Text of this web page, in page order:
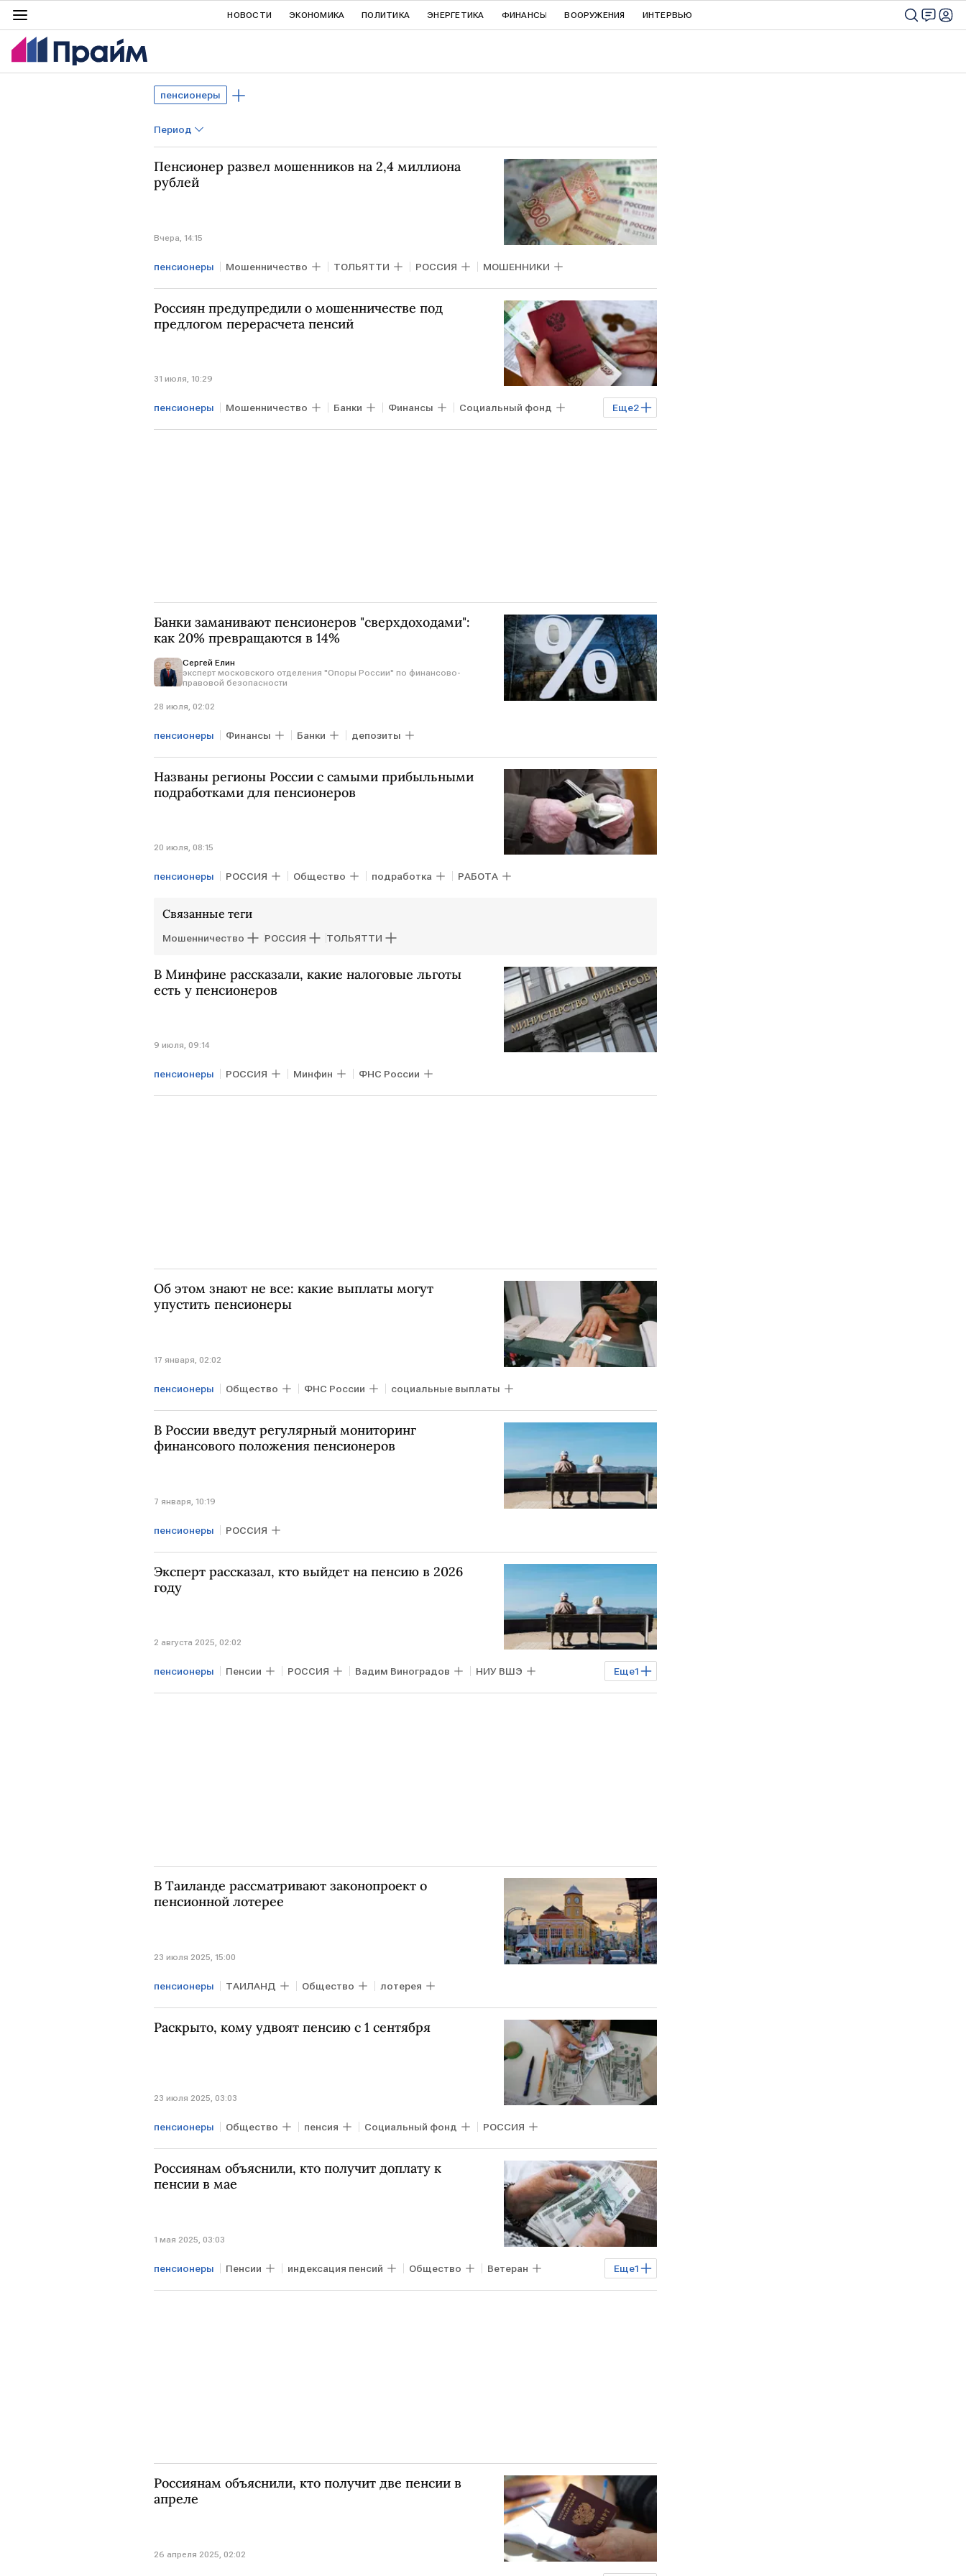
НОВОСТИ ЭКОНОМИКА ПОЛИТИКА ЭНЕРГЕТИКА ФИНАНСЫ ВООРУЖЕНИЯ ИНТЕРВЬЮ
пенсионеры
Период
Пенсионер развел мошенников на 2,4 миллиона
рублей
Вчера, 14:15
пенсионеры Мошенничество ТОЛЬЯТТИ РОССИЯ МОШЕННИКИ
Россиян предупредили о мошенничестве под
предлогом перерасчета пенсий
31 июля, 10:29
Еще2
пенсионеры Мошенничество Банки Финансы Социальный фонд
Пенсии МОШЕННИКИ
Банки заманивают пенсионеров "сверхдоходами":
как 20% превращаются в 14%
Сергей Елин
эксперт московского отделения "Опоры России" по финансово-
правовой безопасности
28 июля, 02:02
пенсионеры Финансы Банки депозиты
Названы регионы России с самыми прибыльными
подработками для пенсионеров
20 июля, 08:15
пенсионеры РОССИЯ Общество подработка РАБОТА
Связанные теги
Мошенничество РОССИЯ ТОЛЬЯТТИ
В Минфине рассказали, какие налоговые льготы
есть у пенсионеров
9 июля, 09:14
пенсионеры РОССИЯ Минфин ФНС России
Об этом знают не все: какие выплаты могут
упустить пенсионеры
17 января, 02:02
пенсионеры Общество ФНС России социальные выплаты
В России введут регулярный мониторинг
финансового положения пенсионеров
7 января, 10:19
пенсионеры РОССИЯ
Эксперт рассказал, кто выйдет на пенсию в 2026
году
2 августа 2025, 02:02
Еще1
пенсионеры Пенсии РОССИЯ Вадим Виноградов НИУ ВШЭ
Общество
В Таиланде рассматривают законопроект о
пенсионной лотерее
23 июля 2025, 15:00
пенсионеры ТАИЛАНД Общество лотерея
Раскрыто, кому удвоят пенсию с 1 сентября
23 июля 2025, 03:03
пенсионеры Общество пенсия Социальный фонд РОССИЯ
Россиянам объяснили, кто получит доплату к
пенсии в мае
1 мая 2025, 03:03
Еще1
пенсионеры Пенсии индексация пенсий Общество Ветеран
ветераны ВОВ
Россиянам объяснили, кто получит две пенсии в
апреле
26 апреля 2025, 02:02